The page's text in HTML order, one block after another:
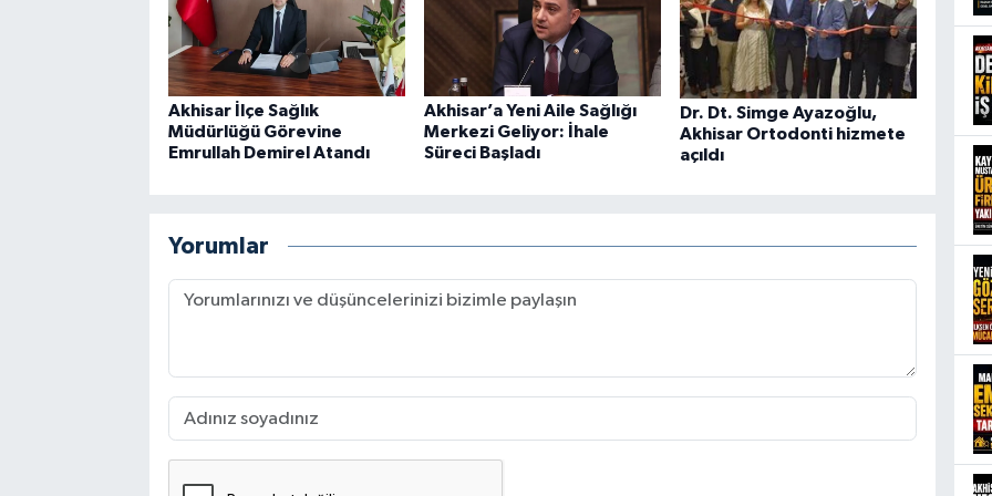
Akhisar İlçe Sağlık
Müdürlüğü Görevine
Emrullah Demirel Atandı
Akhisar’a Yeni Aile Sağlığı
Merkezi Geliyor: İhale
Süreci Başladı
Dr. Dt. Simge Ayazoğlu,
Akhisar Ortodonti hizmete
açıldı
Yorumlar